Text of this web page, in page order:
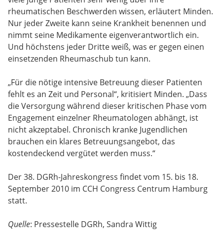
rheumatischen Beschwerden wissen, erläutert Minden.
Nur jeder Zweite kann seine Krankheit benennen und
nimmt seine Medikamente eigenverantwortlich ein.
Und höchstens jeder Dritte weiß, was er gegen einen
einsetzenden Rheumaschub tun kann.
„Für die nötige intensive Betreuung dieser Patienten
fehlt es an Zeit und Personal“, kritisiert Minden. „Dass
die Versorgung während dieser kritischen Phase vom
Engagement einzelner Rheumatologen abhängt, ist
nicht akzeptabel. Chronisch kranke Jugendlichen
brauchen ein klares Betreuungsangebot, das
kostendeckend vergütet werden muss.“
Der 38. DGRh-Jahreskongress findet vom 15. bis 18.
September 2010 im CCH Congress Centrum Hamburg
statt.
Quelle: Pressestelle DGRh, Sandra Wittig